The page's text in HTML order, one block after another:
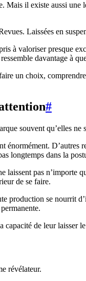
Mais il existe aussi
Laissées en
à valoriser presque
davantage à
un choix,
#
souvent qu’elles
énormément.
longtemps dans la
pas
de se faire.
production se nourrit
capacité de leur laisser
révélateur.